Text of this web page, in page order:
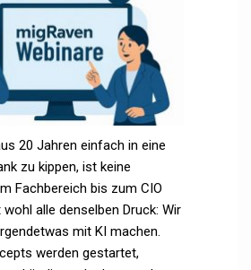
20 Jahren einfach in eine
zu kippen, ist keine
Fachbereich bis zum CIO
alle denselben Druck: Wir
mit KI machen.
werden gestartet,